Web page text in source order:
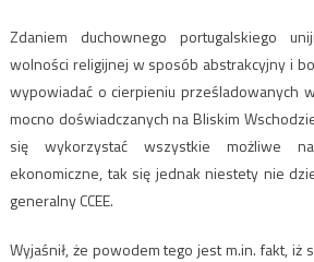
Zdaniem duchownego portugalskiego
wolności religijnej w sposób abstrakcyjny i
wypowiadać o cierpieniu prześladowanych
mocno doświadczanych na Bliskim
się wykorzystać wszystkie możliwe
ekonomiczne, tak się jednak niestety nie
generalny CCEE.
Wyjaśnił, że powodem tego jest m.in. fakt, iż